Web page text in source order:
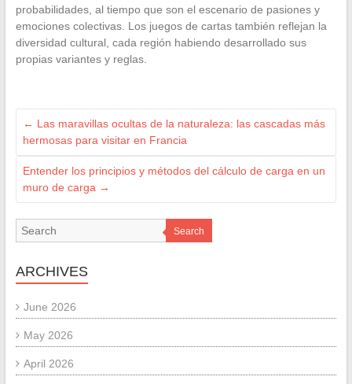
probabilidades, al tiempo que son el escenario de pasiones y
emociones colectivas. Los juegos de cartas también reflejan la
diversidad cultural, cada región habiendo desarrollado sus
propias variantes y reglas.
← Las maravillas ocultas de la naturaleza: las cascadas más
hermosas para visitar en Francia
Entender los principios y métodos del cálculo de carga en un
muro de carga →
Search
ARCHIVES
June 2026
May 2026
April 2026